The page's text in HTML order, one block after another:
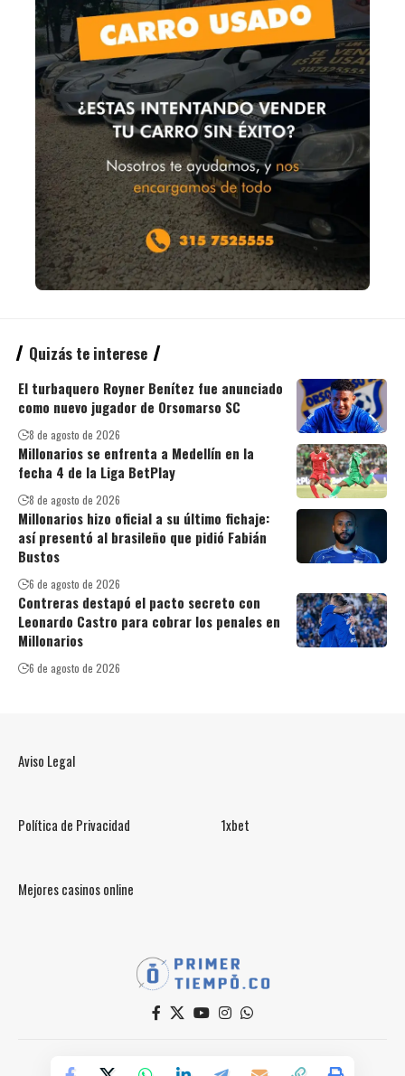
Quizás te interese
El turbaquero Royner Benítez fue anunciado
como nuevo jugador de Orsomarso SC
8 de agosto de 2026
Millonarios se enfrenta a Medellín en la
fecha 4 de la Liga BetPlay
8 de agosto de 2026
Millonarios hizo oficial a su último fichaje:
así presentó al brasileño que pidió Fabián
Bustos
6 de agosto de 2026
Contreras destapó el pacto secreto con
Leonardo Castro para cobrar los penales en
Millonarios
6 de agosto de 2026
Aviso Legal
Política de Privacidad 1xbet
Mejores casinos online